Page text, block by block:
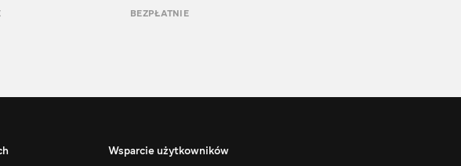
BEZPŁATNIE
Wsparcie użytkowników